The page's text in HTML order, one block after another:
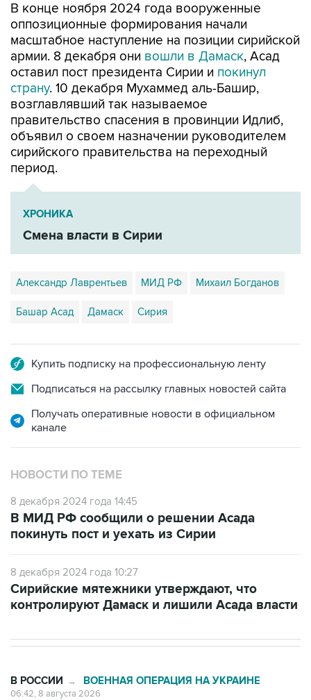
В конце ноября 2024 года вооруженные
оппозиционные формирования начали
масштабное наступление на позиции сирийской
армии. 8 декабря они вошли в Дамаск, Асад
оставил пост президента Сирии и покинул
страну. 10 декабря Мухаммед аль-Башир,
возглавлявший так называемое
правительство спасения в провинции Идлиб,
объявил о своем назначении руководителем
сирийского правительства на переходный
период.
ХРОНИКА
Смена власти в Сирии
Александр Лаврентьев МИД РФ Михаил Богданов
Башар Асад Дамаск Сирия
Купить подписку на профессиональную ленту
Подписаться на рассылку главных новостей сайта
Получать оперативные новости в официальном
канале
НОВОСТИ ПО ТЕМЕ
8 декабря 2024 года 14:45
В МИД РФ сообщили о решении Асада
покинуть пост и уехать из Сирии
8 декабря 2024 года 10:27
Сирийские мятежники утверждают, что
контролируют Дамаск и лишили Асада власти
В РОССИИ → ВОЕННАЯ ОПЕРАЦИЯ НА УКРАИНЕ
06:42, 8 августа 2026